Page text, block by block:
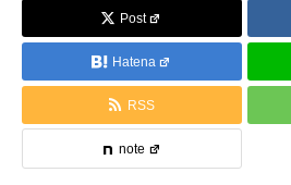
Post
Hatena
RSS
note